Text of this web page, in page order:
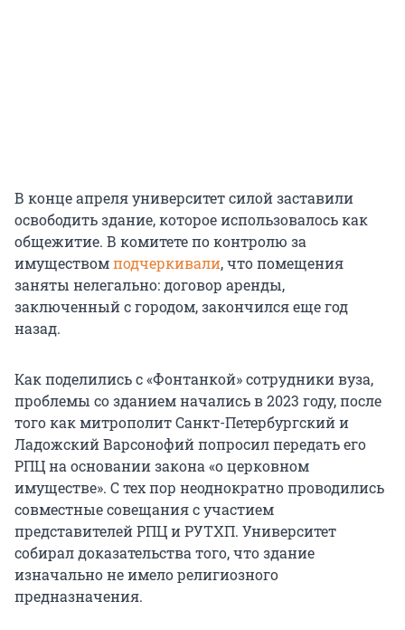
В конце апреля университет силой заставили
освободить здание, которое использовалось как
общежитие. В комитете по контролю за
имуществомподчеркивали, что помещения
заняты нелегально: договор аренды,
заключенный с городом, закончился еще год
назад.
Как поделились с «Фонтанкой» сотрудники вуза,
проблемы со зданием начались в 2023 году, после
того как митрополит Санкт-Петербургский и
Ладожский Варсонофий попросил передать его
РПЦ на основании закона «о церковном
имуществе». С тех пор неоднократно проводились
совместные совещания с участием
представителей РПЦ и РУТХП. Университет
собирал доказательства того, что здание
изначально не имело религиозного
предназначения.